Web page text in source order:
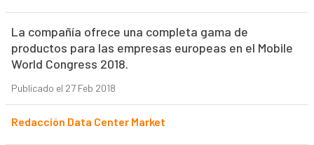
La compañía ofrece una completa gama de
productos para las empresas europeas en el Mobile
World Congress 2018.
Publicado el 27 Feb 2018
Redacción Data Center Market